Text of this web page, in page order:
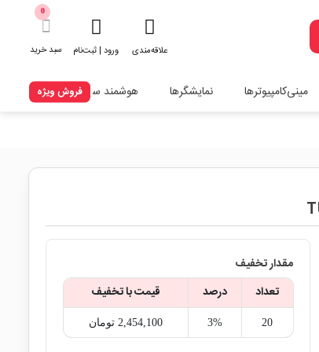
علاقه‌مندی ورود | ثبت‌نام
0
سبد خرید
مینی‌کامپیوترها نمایشگرها هوشمند سازیفروش ویژه
مقدار تخفیف
تعداد
درصد قیمت با تخفیف
20
3% 2,454,100‎ تومان